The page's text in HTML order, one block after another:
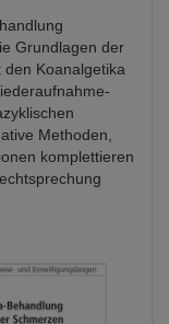
Grundlagen der
Koanalgetika
Methoden,
komplettieren